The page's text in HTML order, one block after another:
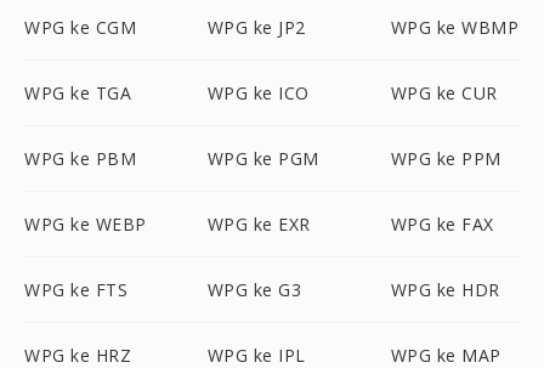
WPG ke CGM WPG ke JP2 WPG ke WBMP
WPG ke TGA WPG ke ICO WPG ke CUR
WPG ke PBM WPG ke PGM WPG ke PPM
WPG ke WEBP WPG ke EXR WPG ke FAX
WPG ke FTS WPG ke G3 WPG ke HDR
WPG ke HRZ WPG ke IPL WPG ke MAP